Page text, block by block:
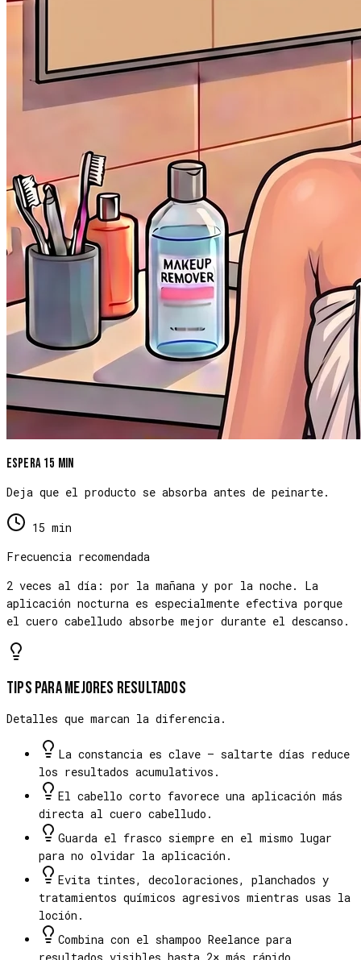
Espera 15 min
Deja que el producto se absorba antes de peinarte.
15 min
Frecuencia recomendada
2 veces al día: por la mañana y por la noche. La
aplicación nocturna es especialmente efectiva porque
el cuero cabelludo absorbe mejor durante el descanso.
Tips para mejores resultados
Detalles que marcan la diferencia.
La constancia es clave — saltarte días reduce
los resultados acumulativos.
El cabello corto favorece una aplicación más
directa al cuero cabelludo.
Guarda el frasco siempre en el mismo lugar
para no olvidar la aplicación.
Evita tintes, decoloraciones, planchados y
tratamientos químicos agresivos mientras usas la
loción.
Combina con el shampoo Reelance para